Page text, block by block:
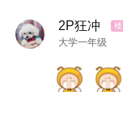
2P狂冲
大学一年级